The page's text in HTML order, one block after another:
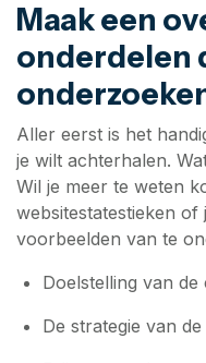
Maak een
onderdelen
Aller eerst is het
je wilt achterhalen.
Wil je meer te weten
websitestatestieken of
voorbeelden van te
Doelstelling van
De strategie van